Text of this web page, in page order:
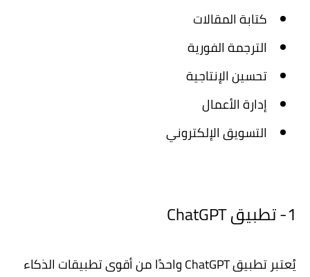
كتابة المقالات
الترجمة الفورية
تحسين الإنتاجية
إدارة الأعمال
التسويق الإلكتروني
1- تطبيق ChatGPT
يُعتبر تطبيق ChatGPT واحدًا من أقوى تطبيقات الذكاء